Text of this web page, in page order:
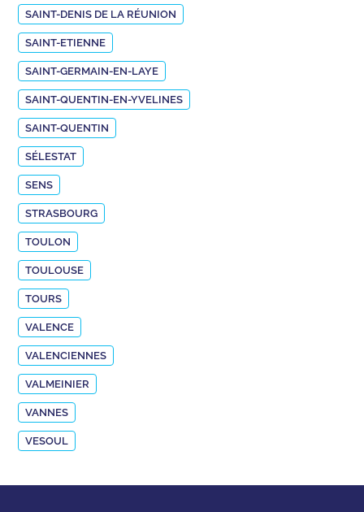
SAINT-DENIS DE LA RÉUNION
SAINT-ETIENNE
SAINT-GERMAIN-EN-LAYE
SAINT-QUENTIN-EN-YVELINES
SAINT-QUENTIN
SÉLESTAT
SENS
STRASBOURG
TOULON
TOULOUSE
TOURS
VALENCE
VALENCIENNES
VALMEINIER
VANNES
VESOUL